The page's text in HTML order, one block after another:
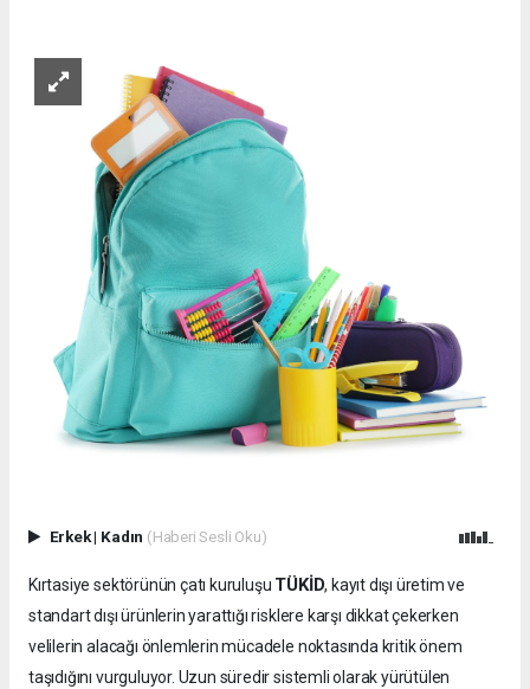
Erkek| Kadın (Haberi Sesli Oku)
Kırtasiye sektörünün çatı kuruluşu TÜKİD, kayıt dışı üretim ve
standart dışı ürünlerin yarattığı risklere karşı dikkat çekerken
velilerin alacağı önlemlerin mücadele noktasında kritik önem
taşıdığını vurguluyor. Uzun süredir sistemli olarak yürütülen